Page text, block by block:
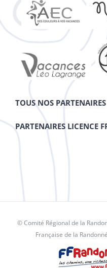
TOUS NOS PARTENAIRES
PARTENAIRES LICENCE
© Comité Régional de la
Française de la